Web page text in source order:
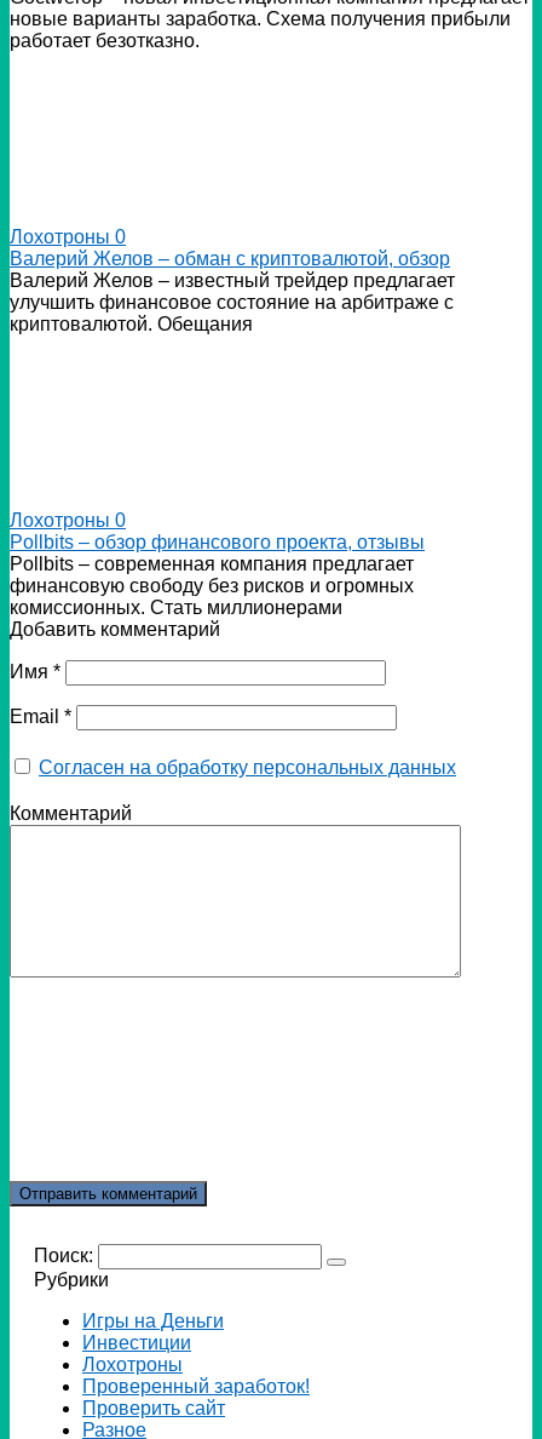
новые варианты заработка. Схема получения прибыли
работает безотказно.
Лохотроны 0
Валерий Желов – обман с криптовалютой, обзор
Валерий Желов – известный трейдер предлагает
улучшить финансовое состояние на арбитраже с
криптовалютой. Обещания
Лохотроны 0
Pollbits – обзор финансового проекта, отзывы
Pollbits – современная компания предлагает
финансовую свободу без рисков и огромных
комиссионных. Стать миллионерами
Добавить комментарий
Имя *
Email *
Согласен на обработку персональных данных
Комментарий
Поиск:
Рубрики
Игры на Деньги
Инвестиции
Лохотроны
Проверенный заработок!
Проверить сайт
Разное